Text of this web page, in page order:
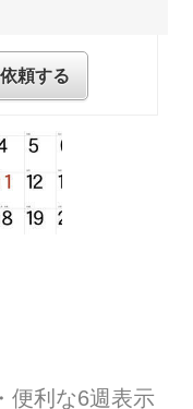
頼する
便利な6週表示